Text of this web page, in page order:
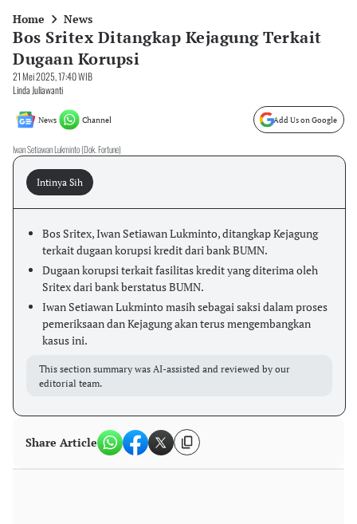
Home News
Bos Sritex Ditangkap Kejagung Terkait
Dugaan Korupsi
21 Mei 2025, 17:40 WIB
Linda Juliawanti
News Channel Add Us on Google
Iwan Setiawan Lukminto (Dok. Fortune)
Intinya Sih
Bos Sritex, Iwan Setiawan Lukminto, ditangkap Kejagung
terkait dugaan korupsi kredit dari bank BUMN.
Dugaan korupsi terkait fasilitas kredit yang diterima oleh
Sritex dari bank berstatus BUMN.
Iwan Setiawan Lukminto masih sebagai saksi dalam proses
pemeriksaan dan Kejagung akan terus mengembangkan
kasus ini.
This section summary was AI-assisted and reviewed by our
editorial team.
Share Article